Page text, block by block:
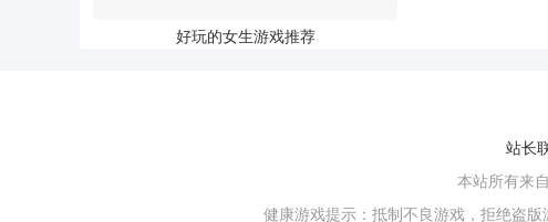
好玩的女生游戏推荐
站长
本站所有来
健康游戏提示：抵制不良游戏，拒绝盗